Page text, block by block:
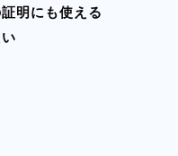
明にも使える